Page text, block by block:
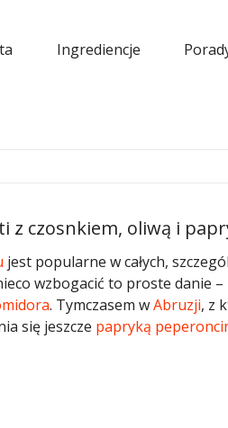
Ingrediencje
z czosnkiem, oliwą i
jest popularne w całych,
wzbogacić to proste danie –
. Tymczasem wAbruzji, z
się jeszcze papryką